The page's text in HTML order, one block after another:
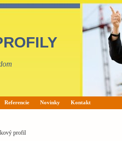
Referencie Novinky Kontakt
profil